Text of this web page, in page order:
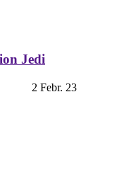
Jedi
2 Febr. 23